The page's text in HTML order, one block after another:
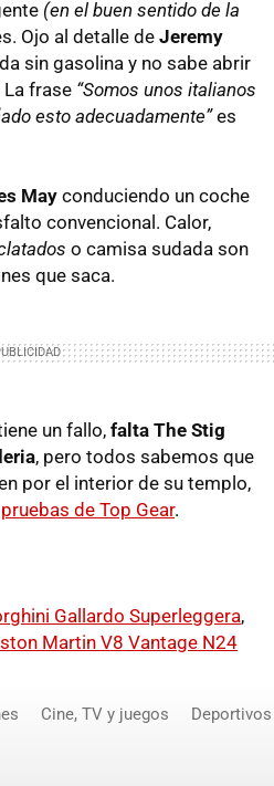
(en el buen sentido de la
Ojo al detalle de Jeremy
sin gasolina y no sabe abrir
frase “Somos unos italianos
esto adecuadamente”es
Mayconduciendo un coche
convencional. Calor,
o camisa sudada son
que saca.
un fallo, falta The Stig
, pero todos sabemos que
por el interior de su templo,
de Top Gear.
Gallardo Superleggera,
Martin V8 Vantage N24
Cine, TV y juegos Deportivos